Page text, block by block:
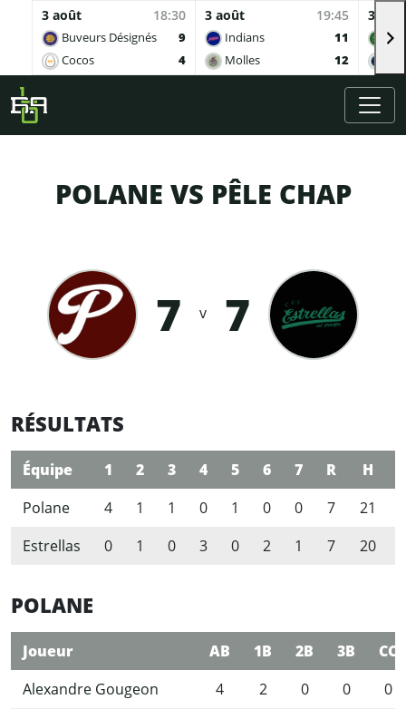
3 août 18:30
Buveurs Désignés
9
Cocos
4
3 août 19:45
Indians
11
Molles
12
3
Skip to main content
POLANE VS PÊLE CHAP
7 v 7
RÉSULTATS
Équipe 1 2 3 4 5 6 7 R H
Polane
4 1 1 0 1 0 0 7 21
Estrellas
0 1 0 3 0 2 1 7 20
POLANE
Joueur AB 1B 2B 3B
CC
Alexandre Gougeon
4 2 0 0
0